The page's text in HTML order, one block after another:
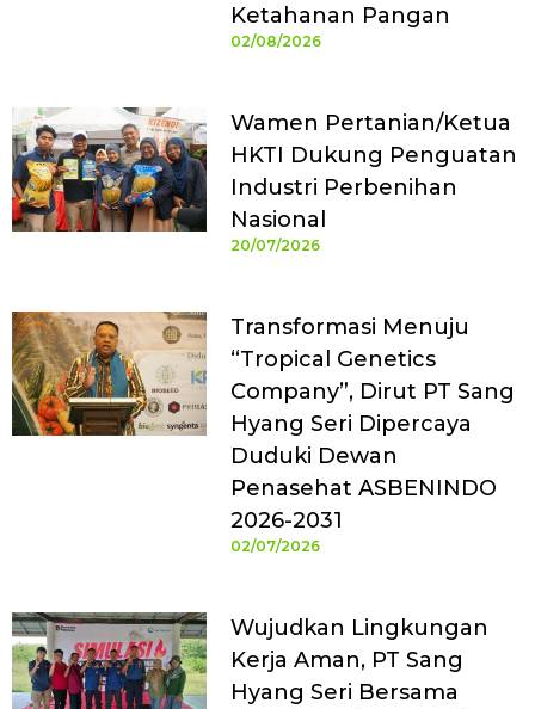
Ketahanan Pangan
02/08/2026
Wamen Pertanian/Ketua
HKTI Dukung Penguatan
Industri Perbenihan
Nasional
20/07/2026
Transformasi Menuju
“Tropical Genetics
Company”, Dirut PT Sang
Hyang Seri Dipercaya
Duduki Dewan
Penasehat ASBENINDO
2026-2031
02/07/2026
Wujudkan Lingkungan
Kerja Aman, PT Sang
Hyang Seri Bersama